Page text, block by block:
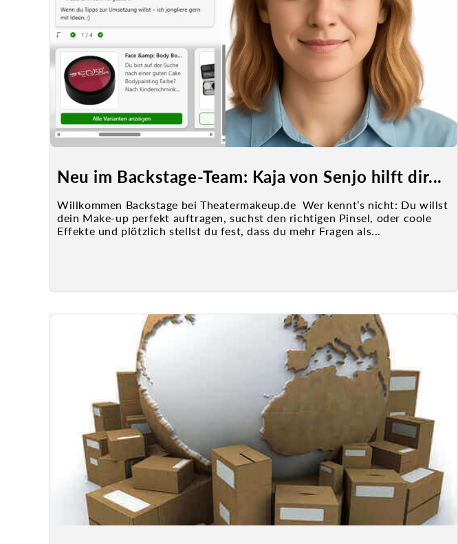
Neu im Backstage-Team: Kaja von Senjo hilft dir...
Willkommen Backstage bei Theatermakeup.de Wer kennt’s nicht: Du willst
dein Make-up perfekt auftragen, suchst den richtigen Pinsel, oder coole
Effekte und plötzlich stellst du fest, dass du mehr Fragen als...